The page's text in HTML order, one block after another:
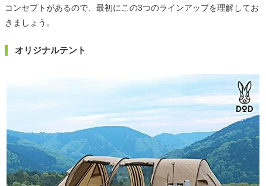
コンセプトがあるので、最初にこの3つのラインアップを理解してお
きましょう。
オリジナルテント